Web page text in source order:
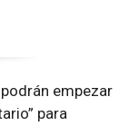
empezar
para